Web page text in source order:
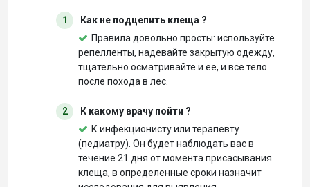
1
Как не подцепить клеща ?
Правила довольно просты: используйте
репелленты, надевайте закрытую одежду,
тщательно осматривайте и ее, и все тело
после похода в лес.
2
К какому врачу пойти ?
К инфекционисту или терапевту
(педиатру). Он будет наблюдать вас в
течение 21 дня от момента присасывания
клеща, в определенные сроки назначит